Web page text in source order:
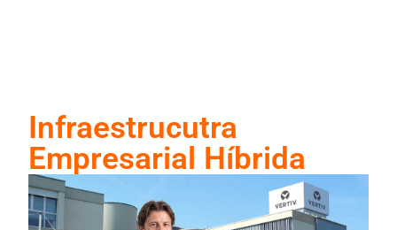
Infraestrucutra
Empresarial Híbrida